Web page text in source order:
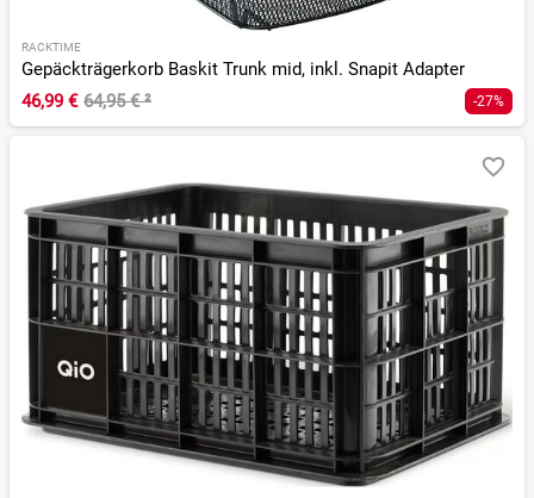
RACKTIME
Gepäckträgerkorb Baskit Trunk mid, inkl. Snapit Adapter
46,99 € 64,95 €² -27%